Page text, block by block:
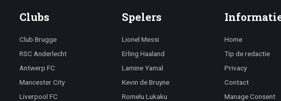
Clubs
Club Brugge
RSC Anderlecht
Antwerp FC
Mancester City
Liverpool FC
Spelers
Lionel Messi
Erling Haaland
Lamine Yamal
Kevin de Bruyne
Romelu Lukaku
Home
Tip de redactie
Privacy
Contact
Manage Consent